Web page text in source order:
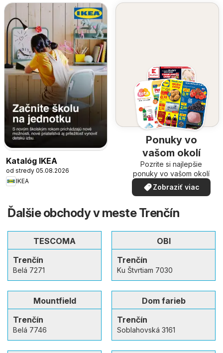
Katalóg IKEA
od stredy 05.08.2026
IKEA
Ponuky vo
vašom okolí
Pozrite si najlepšie
ponuky vo vašom okolí
Zobraziť viac
Ďalšie obchody v meste Trenčín
TESCOMA
Trenčín
Belá 7271
OBI
Trenčín
Ku Štvrtiam 7030
Mountfield
Trenčín
Belá 7746
Dom farieb
Trenčín
Soblahovská 3161